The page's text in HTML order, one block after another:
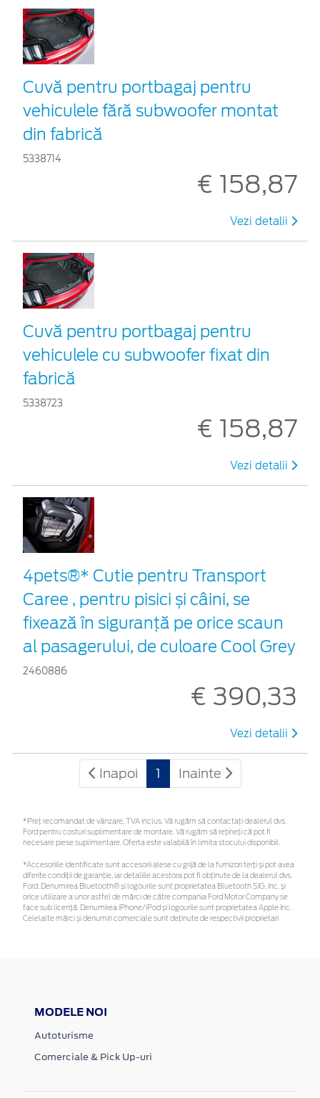
Cuvă pentru portbagaj pentru
vehiculele fără subwoofer montat
din fabrică
5338714
€ 158,87
Vezi detalii
Cuvă pentru portbagaj pentru
vehiculele cu subwoofer fixat din
fabrică
5338723
€ 158,87
Vezi detalii
4pets®* Cutie pentru Transport
Caree , pentru pisici și câini, se
fixează în siguranță pe orice scaun
al pasagerului, de culoare Cool Grey
2460886
€ 390,33
Vezi detalii
Inapoi 1 Inainte
*Preţ recomandat de vânzare, TVA inclus. Vă rugăm să contactaţi dealerul dvs.
Ford pentru costuri suplimentare de montare. Vă rugăm să rețineți că pot fi
necesare piese suplimentare. Oferta este valabilă în limita stocului disponibil.
*Accesoriile identificate sunt accesorii alese cu grijă de la furnizori terți și pot avea
diferite condiții de garanție, iar detaliile acestora pot fi obținute de la dealerul dvs.
Ford. Denumirea Bluetooth® și logourile sunt proprietatea Bluetooth SIG, Inc. și
orice utilizare a unor astfel de mărci de către compania Ford Motor Company se
face sub licență. Denumirea iPhone/iPod și logourile sunt proprietatea Apple Inc.
Celelalte mărci și denumiri comerciale sunt deținute de respectivii proprietari
MODELE NOI
Autoturisme
Comerciale & Pick Up-uri